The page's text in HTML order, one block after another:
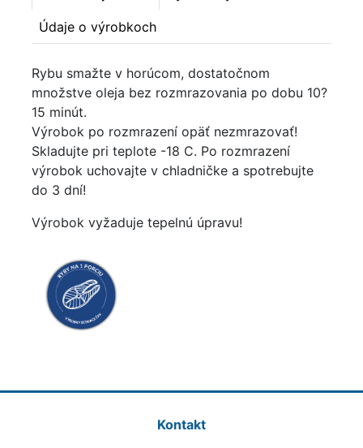
Údaje o výrobkoch
Rybu smažte v horúcom, dostatočnom
množstve oleja bez rozmrazovania po dobu 10?
15 minút.
Výrobok po rozmrazení opäť nezmrazovať!
Skladujte pri teplote -18 C. Po rozmrazení
výrobok uchovajte v chladničke a spotrebujte
do 3 dní!
Výrobok vyžaduje tepelnú úpravu!
Kontakt